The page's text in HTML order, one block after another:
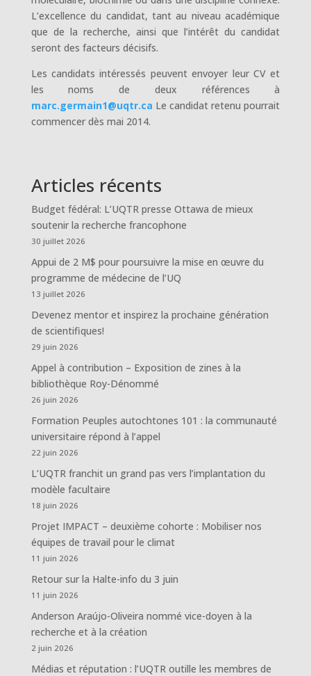
L’excellence du candidat, tant au niveau académique
que de la recherche, ainsi que l’intérêt du candidat
seront des facteurs décisifs.
Les candidats intéressés peuvent envoyer leur CV et
les noms de deux références à
marc.germain1@uqtr.ca Le candidat retenu pourrait
commencer dès mai 2014.
Articles récents
Budget fédéral: L’UQTR presse Ottawa de mieux
soutenir la recherche francophone
30 juillet 2026
Appui de 2 M$ pour poursuivre la mise en œuvre du
programme de médecine de l’UQ
13 juillet 2026
Devenez mentor et inspirez la prochaine génération
de scientifiques!
29 juin 2026
Appel à contribution – Exposition de zines à la
bibliothèque Roy-Dénommé
26 juin 2026
Formation Peuples autochtones 101 : la communauté
universitaire répond à l’appel
22 juin 2026
L’UQTR franchit un grand pas vers l’implantation du
modèle facultaire
18 juin 2026
Projet IMPACT – deuxième cohorte : Mobiliser nos
équipes de travail pour le climat
11 juin 2026
Retour sur la Halte-info du 3 juin
11 juin 2026
Anderson Araújo-Oliveira nommé vice-doyen à la
recherche et à la création
2 juin 2026
Médias et réputation : l’UQTR outille les membres de